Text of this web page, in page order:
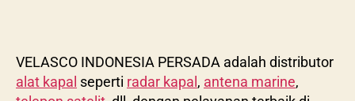
VELASCO INDONESIA PERSADA adalah distributor
alat kapal seperti radar kapal, antena marine,